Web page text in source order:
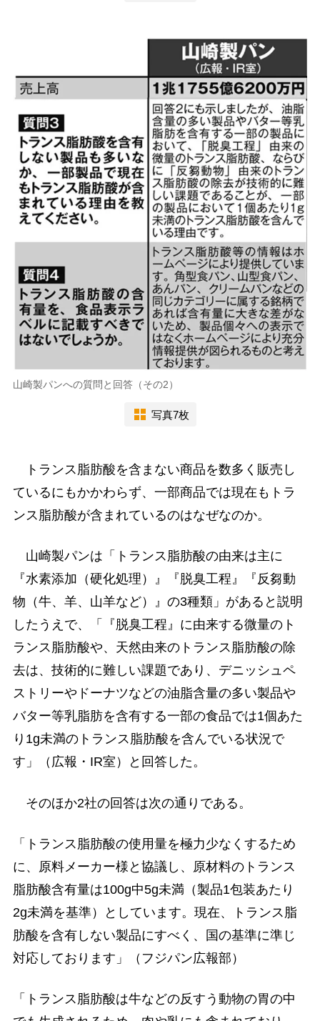
山崎製パンへの質問と回答（その2）
写真7枚
トランス脂肪酸を含まない商品を数多く販売し
ているにもかかわらず、一部商品では現在もトラ
ンス脂肪酸が含まれているのはなぜなのか。
山崎製パンは「トランス脂肪酸の由来は主に
『水素添加（硬化処理）』『脱臭工程』『反芻動
物（牛、羊、山羊など）』の3種類」があると説明
したうえで、「『脱臭工程』に由来する微量のト
ランス脂肪酸や、天然由来のトランス脂肪酸の除
去は、技術的に難しい課題であり、デニッシュペ
ストリーやドーナツなどの油脂含量の多い製品や
バター等乳脂肪を含有する一部の食品では1個あた
り1g未満のトランス脂肪酸を含んでいる状況で
す」（広報・IR室）と回答した。
そのほか2社の回答は次の通りである。
「トランス脂肪酸の使用量を極力少なくするため
に、原料メーカー様と協議し、原材料のトランス
脂肪酸含有量は100g中5g未満（製品1包装あたり
2g未満を基準）としています。現在、トランス脂
肪酸を含有しない製品にすべく、国の基準に準じ
対応しております」（フジパン広報部）
「トランス脂肪酸は牛などの反すう動物の胃の中